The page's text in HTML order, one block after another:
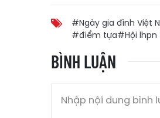
#Ngày gia đình Việt
#điểm tựa#Hội lhpn
BÌNH LUẬN